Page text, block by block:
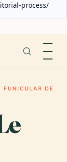
process/
FUNICULAR DE